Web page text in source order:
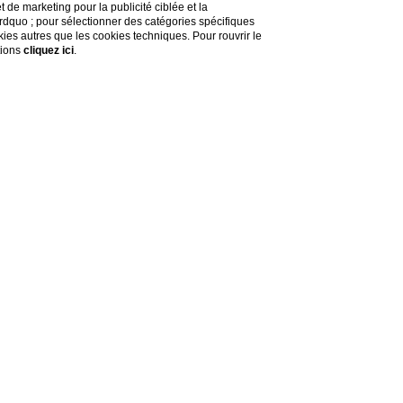
de marketing pour la publicité ciblée et la
; pour sélectionner des catégories spécifiques
autres que les cookies techniques. Pour rouvrir le
cliquez ici.